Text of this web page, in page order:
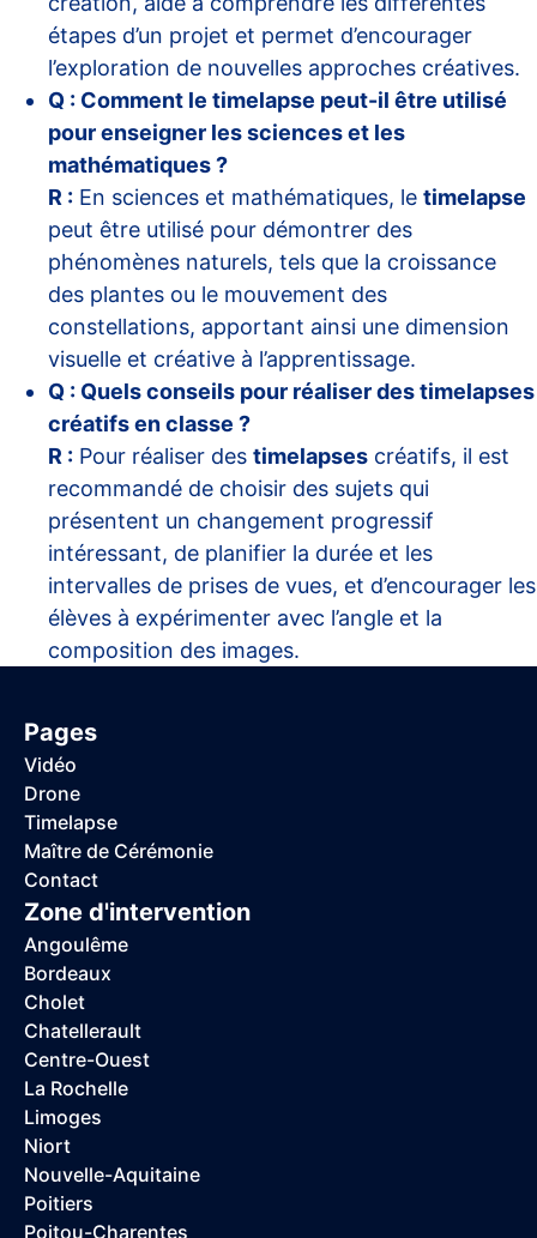
étapes d’un projet et permet d’encourager
l’exploration de nouvelles approches créatives.
Q : Comment le timelapse peut-il être utilisé
pour enseigner les sciences et les
mathématiques ?
R : En sciences et mathématiques, le timelapse
peut être utilisé pour démontrer des
phénomènes naturels, tels que la croissance
des plantes ou le mouvement des
constellations, apportant ainsi une dimension
visuelle et créative à l’apprentissage.
Q : Quels conseils pour réaliser des timelapses
créatifs en classe ?
R : Pour réaliser des timelapses créatifs, il est
recommandé de choisir des sujets qui
présentent un changement progressif
intéressant, de planifier la durée et les
intervalles de prises de vues, et d’encourager les
élèves à expérimenter avec l’angle et la
composition des images.
Pages
Vidéo
Drone
Timelapse
Maître de Cérémonie
Contact
Zone d'intervention
Angoulême
Bordeaux
Cholet
Chatellerault
Centre-Ouest
La Rochelle
Limoges
Niort
Nouvelle-Aquitaine
Poitiers
Poitou-Charentes